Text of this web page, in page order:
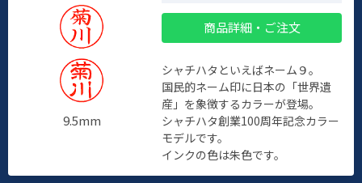
9.5mm
商品詳細・ご注文
シャチハタといえばネーム９。
国民的ネーム印に日本の「世界遺
産」を象徴するカラーが登場。
シャチハタ創業100周年記念カラー
モデルです。
インクの色は朱色です。